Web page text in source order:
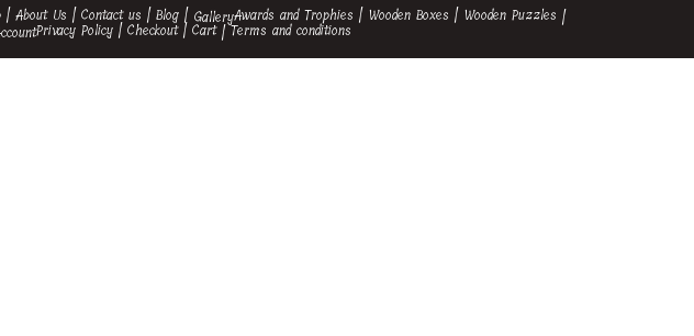
About Us Contact us Blog GalleryAwards and Trophies Wooden Boxes
Wooden Puzzles
Privacy Policy Checkout Cart Terms and conditions